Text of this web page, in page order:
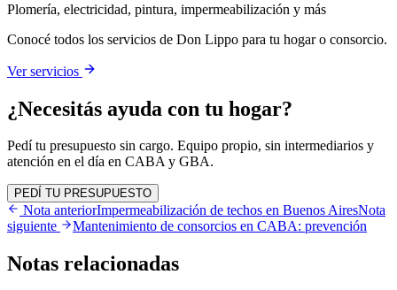
Plomería, electricidad, pintura, impermeabilización y más
Conocé todos los servicios de Don Lippo para tu hogar o consorcio.
Ver servicios
¿Necesitás ayuda con tu hogar?
Pedí tu presupuesto sin cargo. Equipo propio, sin intermediarios y
atención en el día en CABA y GBA.
PEDÍ TU PRESUPUESTO
Nota anteriorImpermeabilización de techos en Buenos AiresNota
siguiente
Mantenimiento de consorcios en CABA: prevención
Notas relacionadas